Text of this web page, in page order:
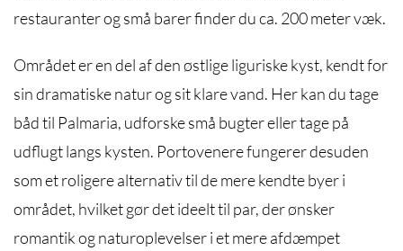
restauranter og små barer finder du ca. 200 meter væk.
Området er en del af den østlige liguriske kyst, kendt for
sin dramatiske natur og sit klare vand. Her kan du tage
båd til Palmaria, udforske små bugter eller tage på
udflugt langs kysten. Portovenere fungerer desuden
som et roligere alternativ til de mere kendte byer i
området, hvilket gør det ideelt til par, der ønsker
romantik og naturoplevelser i et mere afdæmpet